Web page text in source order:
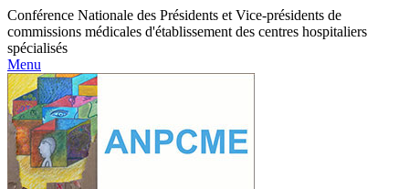
Conférence Nationale des Présidents et Vice-présidents de
commissions médicales d'établissement des centres hospitaliers
spécialisés
Menu